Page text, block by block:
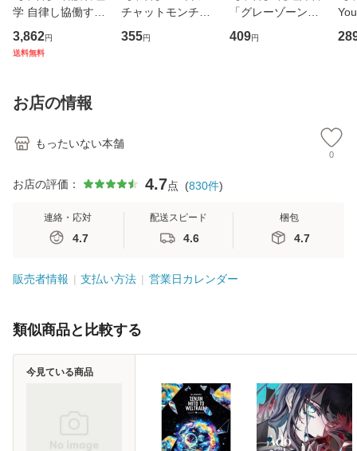
学 自律し協働する
専門職の看護マネ
ジメントスキル 改
恵 藤本幸三 / 南江
堂 [単行
3,862円
送料無料
チャットモンチー /
キューンレコード
[CD]【メール便送
355円
「グレーゾーン」
その正しい理解と
克服法 (SB新書 57
409円
のが
お店の情報
もったいない本舗
0
お店の評価： 4.7点 (830件)
連絡・応対
4.7
配送スピード
4.6
梱包
4.7
販売者情報 支払い方法 営業日カレンダー
類似商品と比較する
今見ている商品